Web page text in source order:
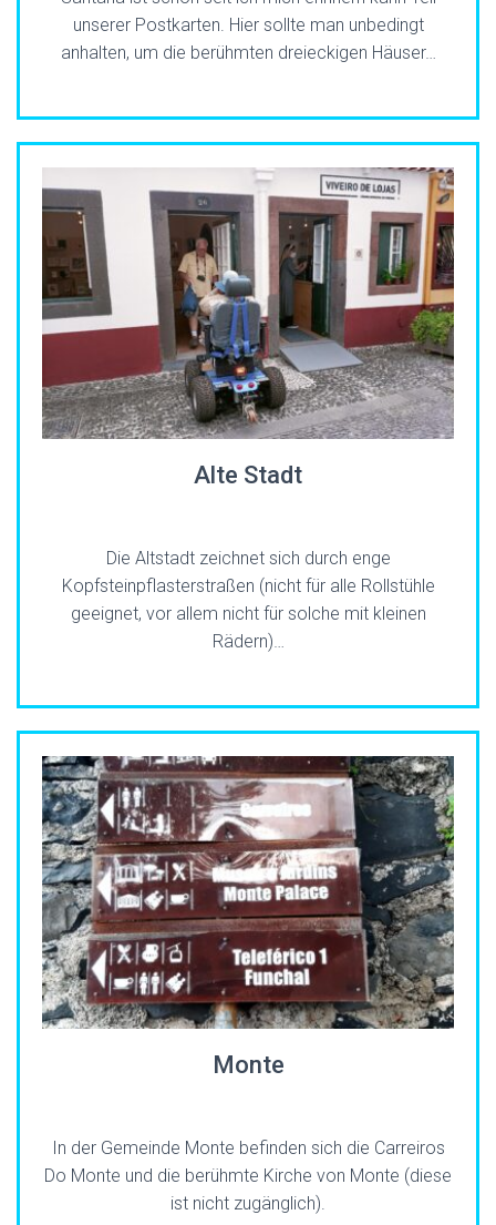
unserer Postkarten. Hier sollte man unbedingt
anhalten, um die berühmten dreieckigen Häuser…
Alte Stadt
Die Altstadt zeichnet sich durch enge
Kopfsteinpflasterstraßen (nicht für alle Rollstühle
geeignet, vor allem nicht für solche mit kleinen
Rädern)…
Monte
In der Gemeinde Monte befinden sich die Carreiros
Do Monte und die berühmte Kirche von Monte (diese
ist nicht zugänglich).